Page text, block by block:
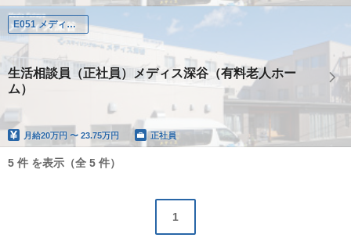
E051 メディス深谷
生活相談員（正社員）メディス深谷（有料老人ホー
ム）
月給20万円 〜 23.75万円 正社員
5 件 を表示（全 5 件）
1